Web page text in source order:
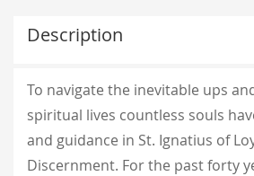
Description
To navigate the inevitable ups
spiritual lives countless souls
and guidance in St. Ignatius of
Discernment. For the past forty